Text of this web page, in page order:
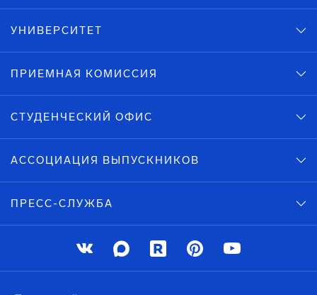
УНИВЕРСИТЕТ
ПРИЕМНАЯ КОМИССИЯ
СТУДЕНЧЕСКИЙ ОФИС
АССОЦИАЦИЯ ВЫПУСКНИКОВ
ПРЕСС-СЛУЖБА